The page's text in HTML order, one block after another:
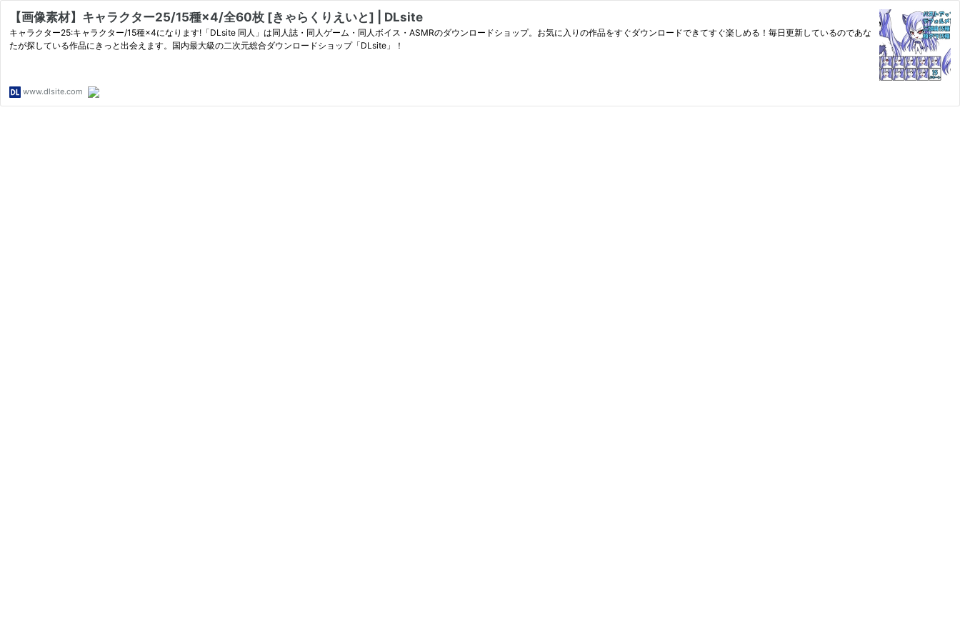
【画像素材】キャラクター25/15種×4/全60枚 [きゃらくりえいと] | DLsite
キャラクター25:キャラクター/15種×4になります!「DLsite 同人」は同人誌・同人ゲーム・同人ボイス・ASMRのダウンロードショップ。お気に入りの作品をすぐダウンロードできてすぐ楽しめる！毎日更新しているのであな
たが探している作品にきっと出会えます。国内最大級の二次元総合ダウンロードショップ「DLsite」！
www.dlsite.com